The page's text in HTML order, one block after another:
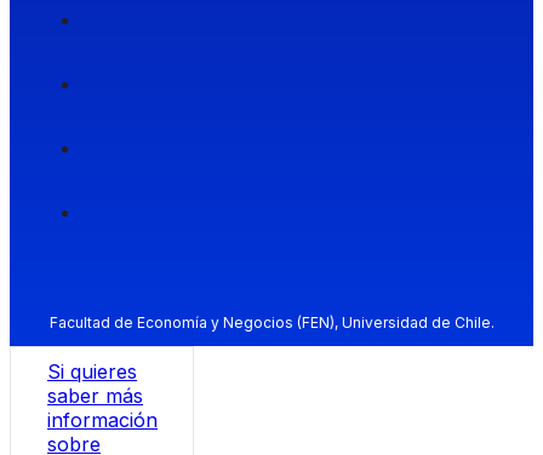
Facultad de Economía y Negocios (FEN), Universidad de Chile.
Si quieres
saber más
información
sobre